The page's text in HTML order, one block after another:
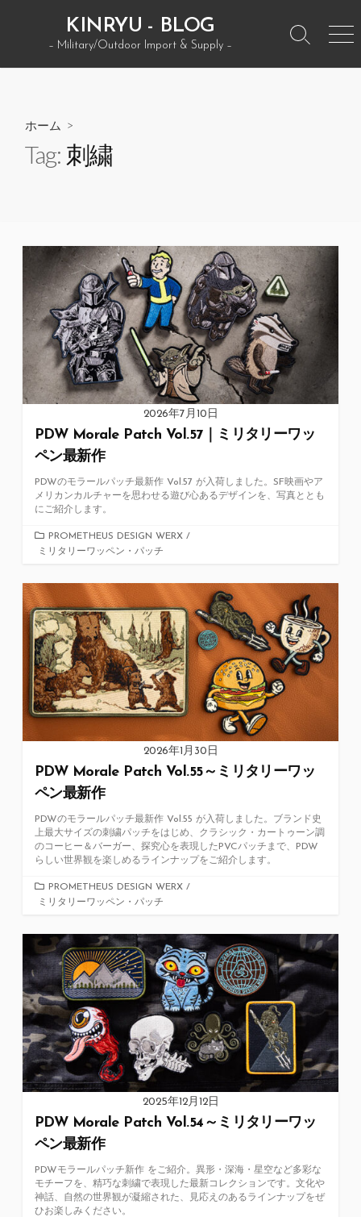
ン
KINRYU - BLOG
– Military/Outdoor Import & Supply –
検
メ
ホーム >
Tag: 刺繍
2026年7月10日
PDW Morale Patch Vol.57｜ミリタリーワッ
ペン最新作
PDWのモラールパッチ最新作 Vol.57 が入荷しました。SF映画やア
メリカンカルチャーを思わせる遊び心あるデザインを、写真ととも
にご紹介します。
カ
テ
リ
ー
PROMETHEUS DESIGN WERX /
ミリタリーワッペン・パッチ
2026年1月30日
PDW Morale Patch Vol.55～ミリタリーワッ
ペン最新作
PDWのモラールパッチ最新作 Vol.55 が入荷しました。ブランド史
上最大サイズの刺繍パッチをはじめ、クラシック・カートゥーン調
のコーヒー＆バーガー、探究心を表現したPVCパッチまで、PDW
らしい世界観を楽しめるラインナップをご紹介します。
カ
テ
リ
ー
PROMETHEUS DESIGN WERX /
ミリタリーワッペン・パッチ
2025年12月12日
PDW Morale Patch Vol.54～ミリタリーワッ
ペン最新作
PDWモラールパッチ新作 をご紹介。異形・深海・星空など多彩な
モチーフを、精巧な刺繍で表現した最新コレクションです。文化や
神話、自然の世界観が凝縮された、見応えのあるラインナップをぜ
ひお楽しみください。